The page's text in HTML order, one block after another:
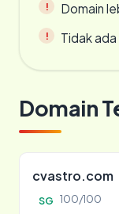
Domain
Tidak
Domain
cvastro.com
SG 100/100